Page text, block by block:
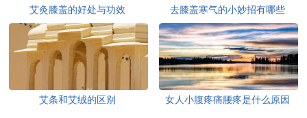
艾灸膝盖的好处与功效 去膝盖寒气的小妙招有哪些
艾条和艾绒的区别 女人小腹疼痛腰疼是什么原因